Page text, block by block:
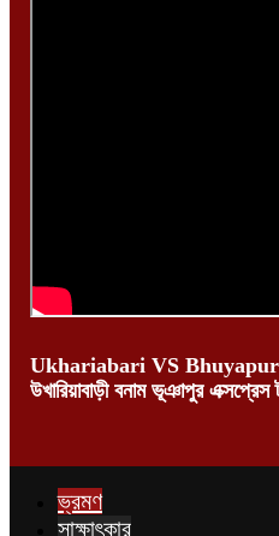
Ukhariabari VS
উখারিয়াবাড়ী বনাম ভূঞাপুর এক্সপ্রেস
ভ্রমণ
সাক্ষাৎকার